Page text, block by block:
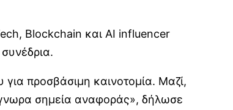
Blockchain και AI influencer
προσβάσιμη καινοτομία. Μαζί,
σημεία αναφοράς», δήλωσε